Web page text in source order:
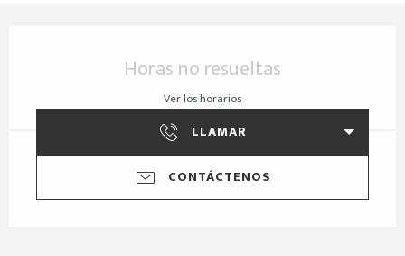
Horas no resueltas
Ver los horarios
LLAMAR
CONTÁCTENOS